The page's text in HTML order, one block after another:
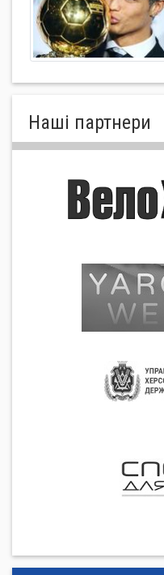
Нашi партнери